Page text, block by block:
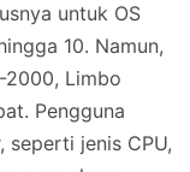
untuk OS
10. Namun,
2000, Limbo
Pengguna
jenis CPU,